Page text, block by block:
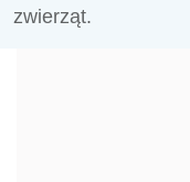
zwierząt.